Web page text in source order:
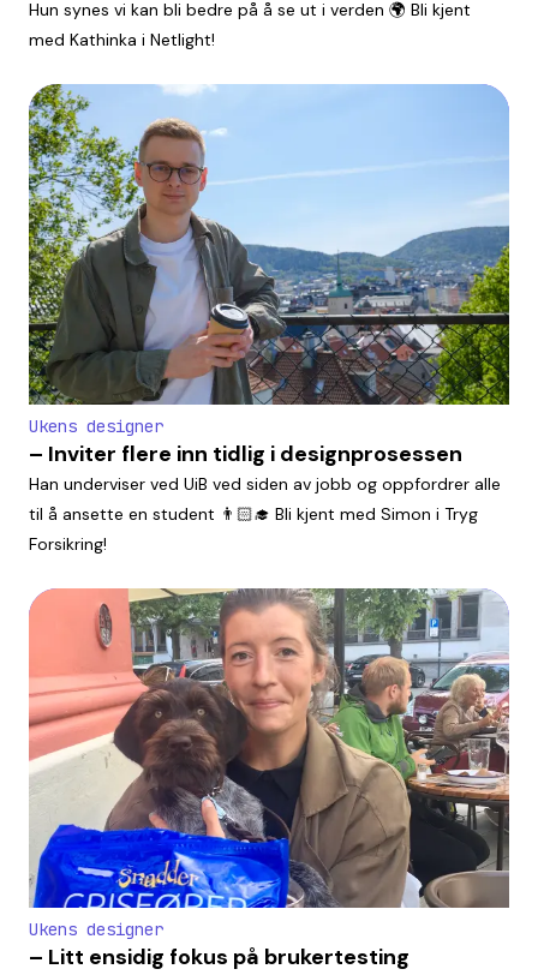
Hun synes vi kan bli bedre på å se ut i verden 🌍 Bli kjent
med Kathinka i Netlight!
Ukens designer
– Inviter flere inn tidlig i designprosessen
Han underviser ved UiB ved siden av jobb og oppfordrer alle
til å ansette en student 👨🏻‍🎓 Bli kjent med Simon i Tryg
Forsikring!
Ukens designer
– Litt ensidig fokus på brukertesting